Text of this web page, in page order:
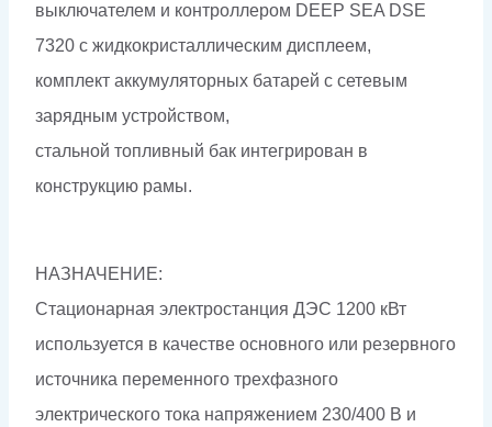
выключателем и контроллером DEEP SEA DSE
7320 с жидкокристаллическим дисплеем,
комплект аккумуляторных батарей с сетевым
зарядным устройством,
стальной топливный бак интегрирован в
конструкцию рамы.
НАЗНАЧЕНИЕ:
Стационарная электростанция ДЭС 1200 кВт
используется в качестве основного или резервного
источника переменного трехфазного
электрического тока напряжением 230/400 В и